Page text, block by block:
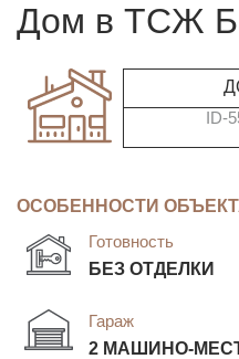
дом в ТСЖ
ID-
ОСОБЕННОСТИ
Готовность
БЕЗ ОТДЕЛКИ
Гараж
2 МАШИНО-